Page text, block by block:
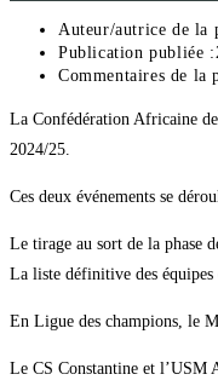
Auteur/autrice de la
Publication publiée :
Commentaires de la
La Confédération Africaine
2024/25.
Ces deux événements se
Le tirage au sort de la phase
La liste définitive des équipes
En Ligue des champions, le
Le CS Constantine et l’USM